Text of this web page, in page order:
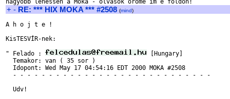
+ - RE: *** HIX MOKA *** #2508 (mind)
A h o j t e !
KisTESVÍR-nek:
" Felado :
[Hungary]
  Temakor: van ( 35 sor )
  Idopont: Wed May 17 04:54:16 EDT 2000 MOKA #2508
  - - - - - - - - - - - - - - - - - - - - - - - - - - - -
  Udv!